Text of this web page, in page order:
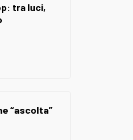
tra luci,
“ascolta”